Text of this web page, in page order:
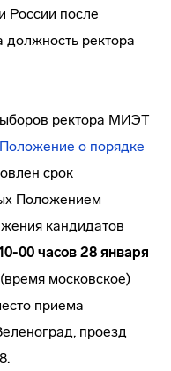
России после
должность ректора
ректора МИЭТ
Положение о порядке
срок
Положением
кандидатов
00 часов 28 января
(время московское)
приема
проезд